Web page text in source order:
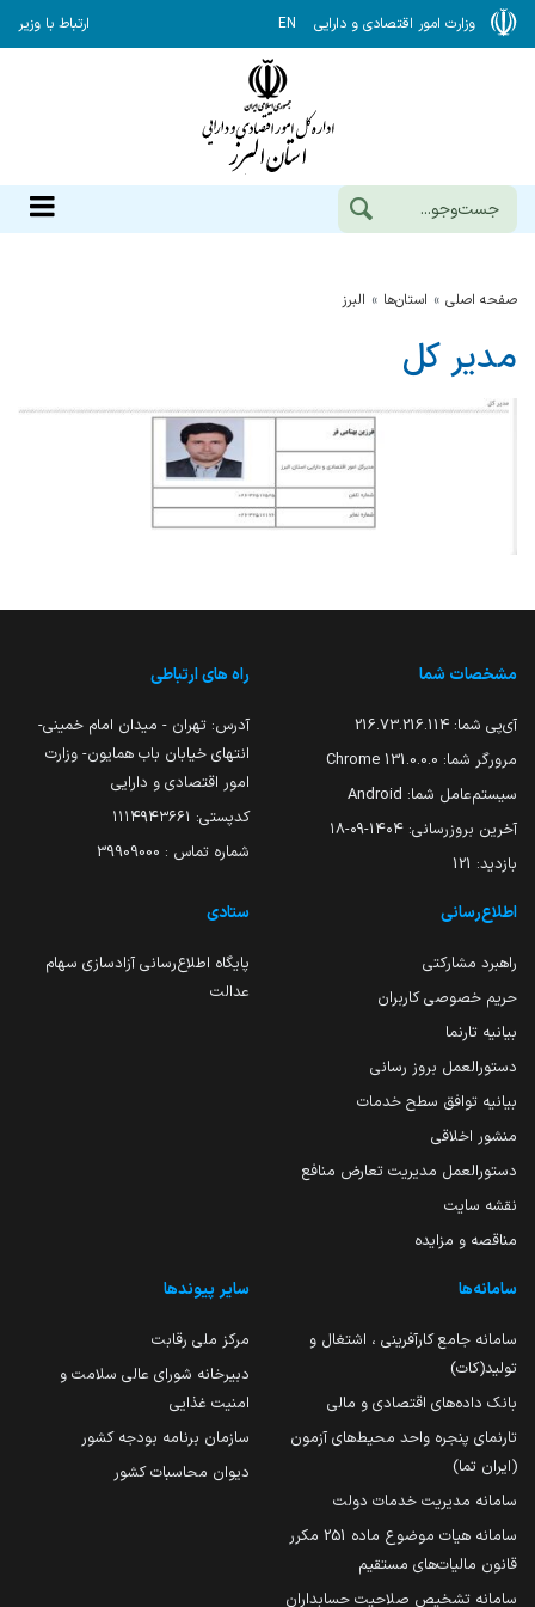
وزارت امور اقتصادی و دارایی EN ارتباط با وزیر
صفحه اصلی استان‌ها البرز
مدیر کل
مشخصات شما
آی‌پی شما: 216.73.216.114
مرورگر شما: 131.0.0.0 Chrome
سیستم‌عامل شما: Android
آخرین بروزرسانی: ۱۴۰۴-۰۹-۱۸
بازدید: 121
راه های ارتباطی
آدرس: تهران - میدان امام خمینی-
انتهای خیابان باب همایون- وزارت
امور اقتصادی و دارایی
کدپستی: ۱۱۱۴۹۴۳۶۶۱
شماره تماس : 39909000
اطلاع‌رسانی
راهبرد مشارکتی
حریم خصوصی کاربران
بیانیه تارنما
دستورالعمل بروز رسانی
بیانیه توافق سطح خدمات
منشور اخلاقی
دستورالعمل مدیریت تعارض منافع
نقشه سایت
مناقصه و مزایده
ستادی
پایگاه اطلاع‌رسانی آزادسازی سهام
عدالت
سامانه‌ها
سامانه جامع کارآفرینی ، اشتغال و
تولید(کات)
بانک داده‌های اقتصادی و مالی
تارنمای پنجره واحد محیط‌های آزمون
(ایران تما)
سامانه مدیریت خدمات دولت
سامانه هیات موضوع ماده 251 مکرر
قانون مالیات‌های مستقیم
سامانه تشخیص صلاحیت حسابداران
سایر پیوندها
مرکز ملی رقابت
دبیرخانه شورای عالی سلامت و
امنیت غذایی
سازمان برنامه بودجه کشور
دیوان محاسبات کشور